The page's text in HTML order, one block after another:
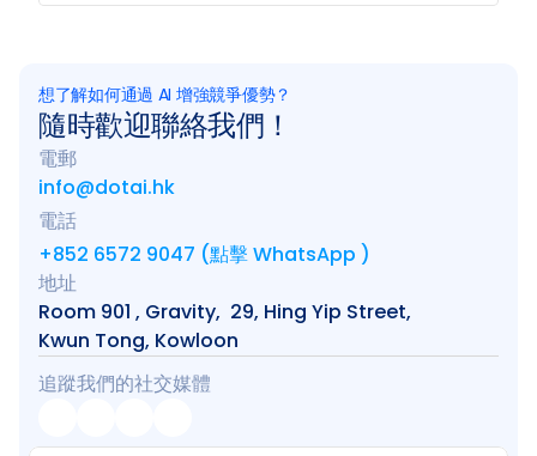
想了解如何通過 AI 增強競爭優勢？
隨時歡迎聯絡我們！
電郵
info@dotai.hk
電話
+852 6572 9047 (點擊 WhatsApp )
地址
Room 901 , Gravity,  29, Hing Yip Street,
Kwun Tong, Kowloon
追蹤我們的社交媒體